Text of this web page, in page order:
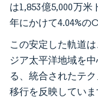
は1,853億5,000万
年にかけて4.04%の
この安定した軌道
ジア太平洋地域を
る、統合されたテ
移行を反映してい